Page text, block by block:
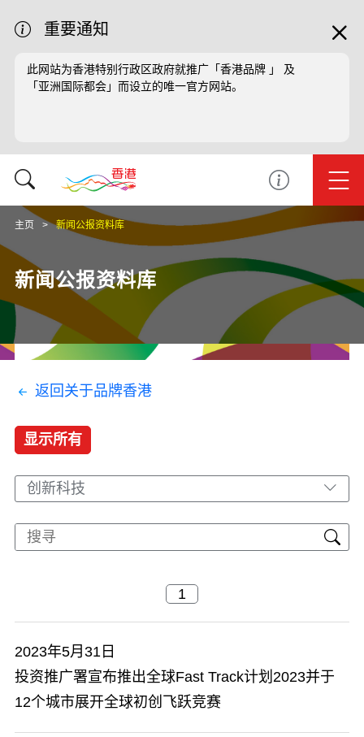
重要通知
此网站为香港特别行政区政府就推广「香港品牌 」 及
「亚洲国际都会」而设立的唯一官方网站。
主页 新闻公报资料库
新闻公报资料库
返回关于品牌香港
显示所有
创新科技
2023年5月31日
投资推广署宣布推出全球Fast Track计划2023并于
12个城市展开全球初创飞跃竞赛